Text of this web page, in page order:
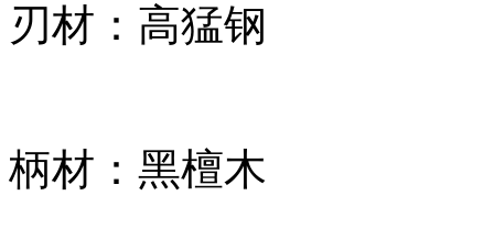
刃材：高猛钢
柄材：黑檀木